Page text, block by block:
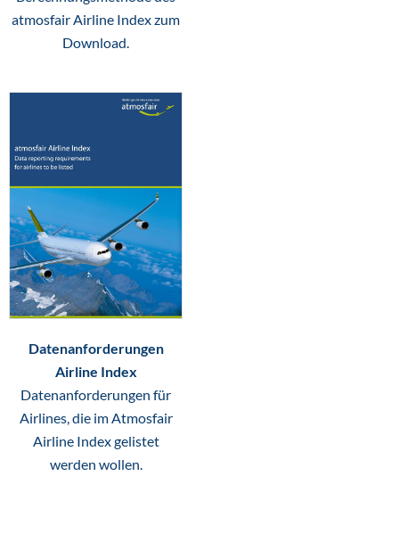
atmosfair Airline Index zum
Download.
Datenanforderungen
Airline Index
Datenanforderungen für
Airlines, die im Atmosfair
Airline Index gelistet
werden wollen.